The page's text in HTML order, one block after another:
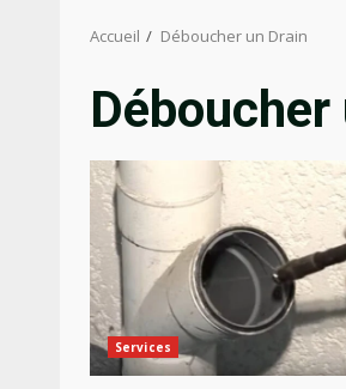
Accueil Déboucher un Drain
Déboucher
Services